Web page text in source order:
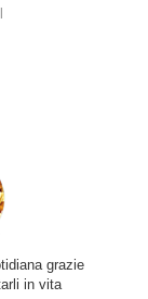
grazie
in vita